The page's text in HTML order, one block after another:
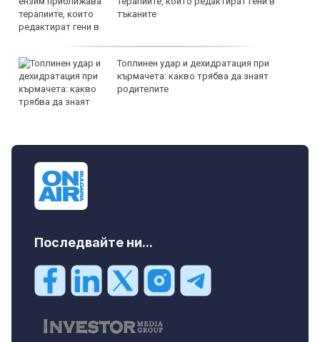
тъканите
Топлинен удар и дехидратация при
кърмачета: какво трябва да знаят
родителите
Последвайте ни...